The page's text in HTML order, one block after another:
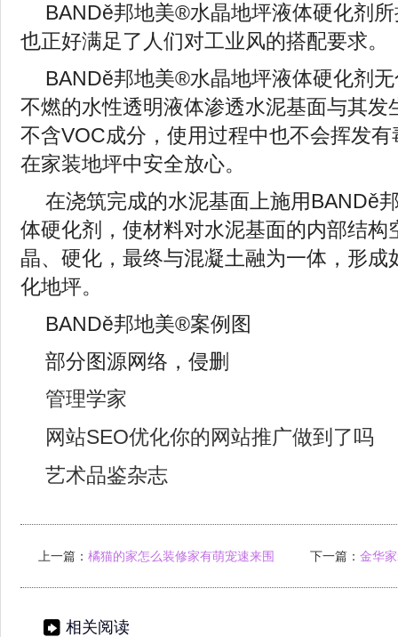
BANDě邦地美®水晶地坪液体硬化剂
也正好满足了人们对工业风的搭配要求。
BANDě邦地美®水晶地坪液体硬化剂
不燃的水性透明液体渗透水泥基面与其发
不含VOC成分，使用过程中也不会挥发
在家装地坪中安全放心。
在浇筑完成的水泥基面上施用BANDě
体硬化剂，使材料对水泥基面的内部结构
晶、硬化，最终与混凝土融为一体，形成
化地坪。
BANDě邦地美®案例图
部分图源网络，侵删
管理学家
网站SEO优化你的网站推广做到了吗
艺术品鉴杂志
上一篇： 橘猫的家怎么装修家有萌宠速来围
观如何装修
下一篇： 金华
相关阅读